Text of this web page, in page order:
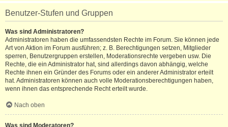
Benutzer-Stufen und Gruppen
Was sind Administratoren?
Administratoren haben die umfassendsten Rechte im Forum. Sie können jede
Art von Aktion im Forum ausführen; z. B. Berechtigungen setzen, Mitglieder
sperren, Benutzergruppen erstellen, Moderationsrechte vergeben usw. Die
Rechte, die ein Administrator hat, sind allerdings davon abhängig, welche
Rechte ihnen ein Gründer des Forums oder ein anderer Administrator erteilt
hat. Administratoren können auch volle Moderationsberechtigungen haben,
wenn ihnen das entsprechende Recht erteilt wurde.
Nach oben
Was sind Moderatoren?